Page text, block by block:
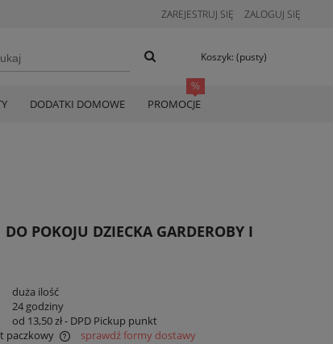
ZAREJESTRUJ SIĘ ZALOGUJ SIĘ
Koszyk: (pusty)
DODATKI DOMOWE PROMOCJE
POKOJU DZIECKA GARDEROBY I
duża ilość
24 godziny
od 13,50 zł- DPD Pickup punkt
paczkowy
sprawdź formy dostawy